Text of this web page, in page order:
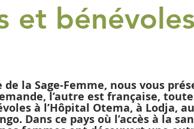
et
la Sage-Femme, nous vous
l’autre est française,
à l’Hôpital Otema, à Lodja,
Dans ce pays où l’accès à la